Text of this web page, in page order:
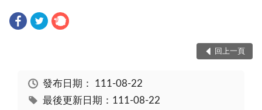
回上一頁
發布日期： 111-08-22
最後更新日期：111-08-22